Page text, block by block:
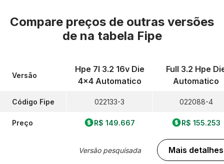
Compare preços de outras versões
de na tabela Fipe
Versão
Código Fipe
Preço
Hpe 7l 3.2 16v Die
4x4 Automatico
022133-3
R$ 149.667
Versão pesquisada
Full 3.2 Hpe
Automatico
022088-4
R$ 155.253
Mais detalhes